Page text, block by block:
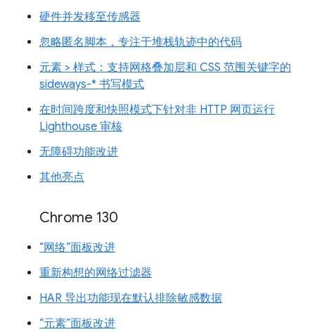
硬件并发移至传感器
忽略匿名脚本，专注于堆栈轨迹中的代码
元素 > 样式：支持网格叠加层和 CSS 范围关键字的
sideways-* 书写模式
在时间跨度和快照模式下针对非 HTTP 网页运行
Lighthouse 审核
无障碍功能改进
其他亮点
Chrome 130
“网络”面板改进
重新构想的网络过滤器
HAR 导出功能现在默认排除敏感数据
“元素”面板改进